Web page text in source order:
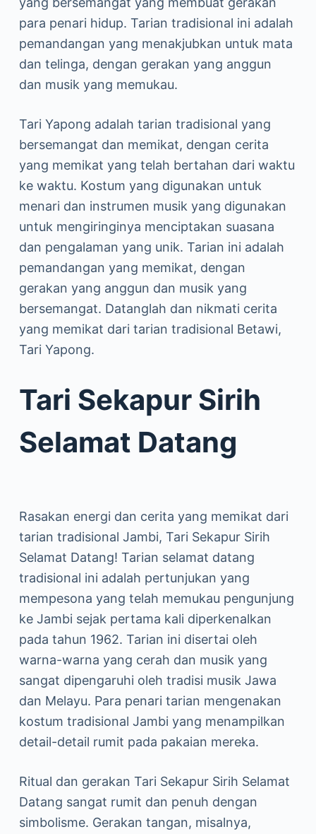
para penari hidup. Tarian tradisional ini adalah
pemandangan yang menakjubkan untuk mata
dan telinga, dengan gerakan yang anggun
dan musik yang memukau.
Tari Yapong adalah tarian tradisional yang
bersemangat dan memikat, dengan cerita
yang memikat yang telah bertahan dari waktu
ke waktu. Kostum yang digunakan untuk
menari dan instrumen musik yang digunakan
untuk mengiringinya menciptakan suasana
dan pengalaman yang unik. Tarian ini adalah
pemandangan yang memikat, dengan
gerakan yang anggun dan musik yang
bersemangat. Datanglah dan nikmati cerita
yang memikat dari tarian tradisional Betawi,
Tari Yapong.
Tari Sekapur Sirih
Selamat Datang
Rasakan energi dan cerita yang memikat dari
tarian tradisional Jambi, Tari Sekapur Sirih
Selamat Datang! Tarian selamat datang
tradisional ini adalah pertunjukan yang
mempesona yang telah memukau pengunjung
ke Jambi sejak pertama kali diperkenalkan
pada tahun 1962. Tarian ini disertai oleh
warna-warna yang cerah dan musik yang
sangat dipengaruhi oleh tradisi musik Jawa
dan Melayu. Para penari tarian mengenakan
kostum tradisional Jambi yang menampilkan
detail-detail rumit pada pakaian mereka.
Ritual dan gerakan Tari Sekapur Sirih Selamat
Datang sangat rumit dan penuh dengan
simbolisme. Gerakan tangan, misalnya,